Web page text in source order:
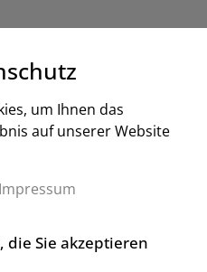
um Ihnen das
auf unserer Website
Impressum
die Sie akzeptieren